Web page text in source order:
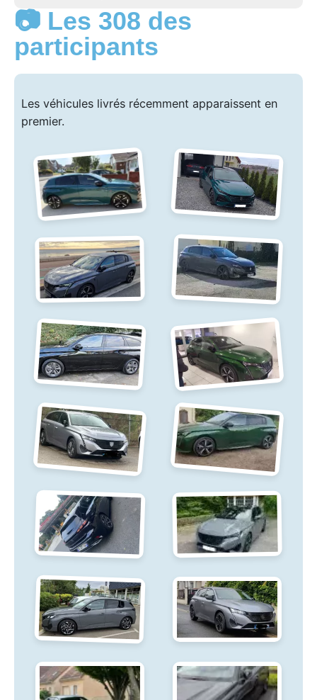
📷 Les 308 des
participants
Les véhicules livrés récemment apparaissent en
premier.